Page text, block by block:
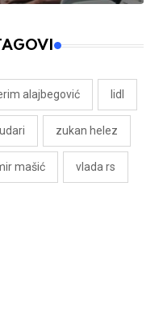
alajbegović lidl
zukan helez
mašić vlada rs